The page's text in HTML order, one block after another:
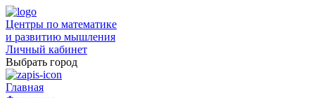
Центры по математике
и развитию мышления
Личный кабинет
Выбрать город
Главная